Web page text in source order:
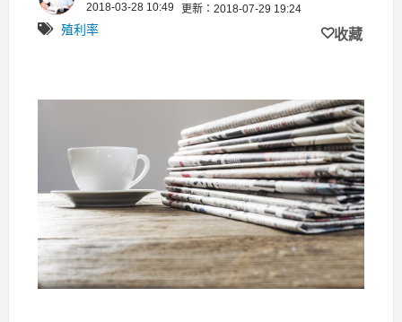
2018-03-28 10:49 更新：2018-07-29 19:24
殖利率 收藏